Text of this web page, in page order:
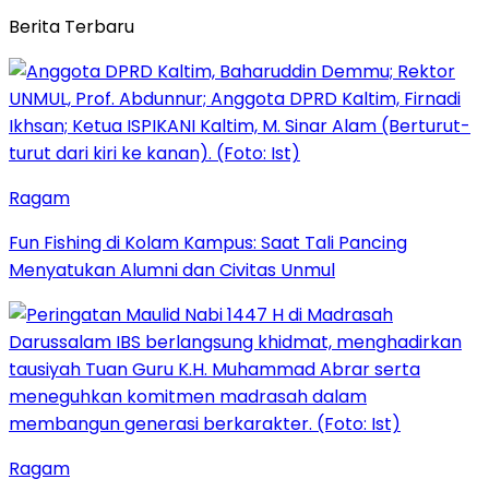
Berita Terbaru
Ragam
Fun Fishing di Kolam Kampus: Saat Tali Pancing
Menyatukan Alumni dan Civitas Unmul
Ragam